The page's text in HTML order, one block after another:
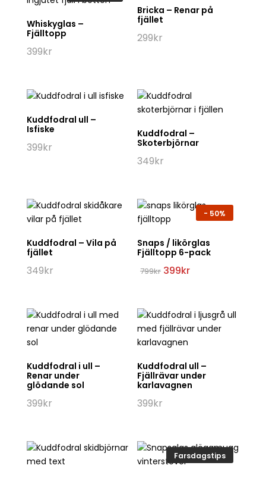
Whiskyglas –
Fjälltopp
399kr
Bricka – Renar på
fjället
299kr
Kuddfodral ull –
Isfiske
399kr
Kuddfodral –
Skoterbjörnar
349kr
Kuddfodral – Vila på
fjället
349kr
- 50%
Snaps / likörglas
Fjälltopp 6-pack
799kr Det
799kr.
399krDet
399kr.
Kuddfodral i ull –
Renar under
glödande sol
399kr
Kuddfodral ull –
Fjällrävar under
karlavagnen
399kr
Farsdagstips